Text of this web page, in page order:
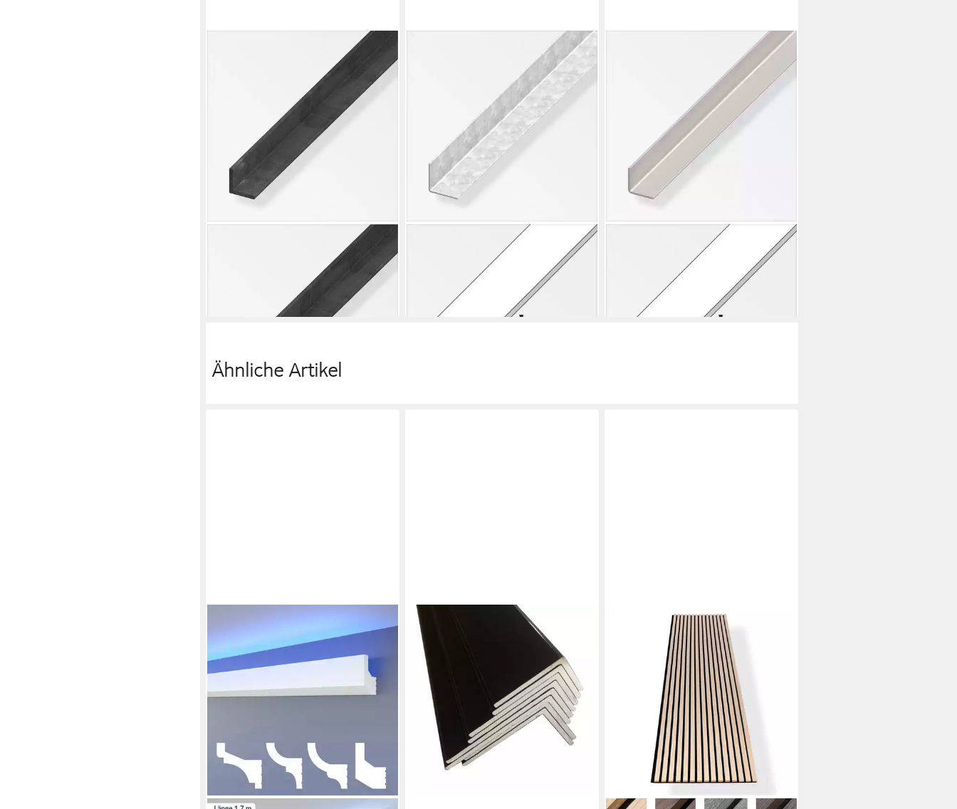
Winkelprofil alfer Winkel 1 m, 30 x
30 mm Stahl roh natur
lieferbar - in 4-5 Werktagen bei dir
Winkelprofil alfer Winkel 1 m, 23.5 x
23.5 mm Stahl verzinkt
lieferbar - in 4-5 Werktagen bei dir
Winkelprofil alfer Winkel 1 m, 15 x 15
mm Stahl roh natur
lieferbar - in 4-5 Werktagen bei dir
Ähnliche Artikel